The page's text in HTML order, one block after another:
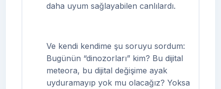
daha uyum sağlayabilen canlılardı.
Ve kendi kendime şu soruyu sordum:
Bugünün “dinozorları” kim? Bu dijital
meteora, bu dijital değişime ayak
uyduramayıp yok mu olacağız? Yoksa